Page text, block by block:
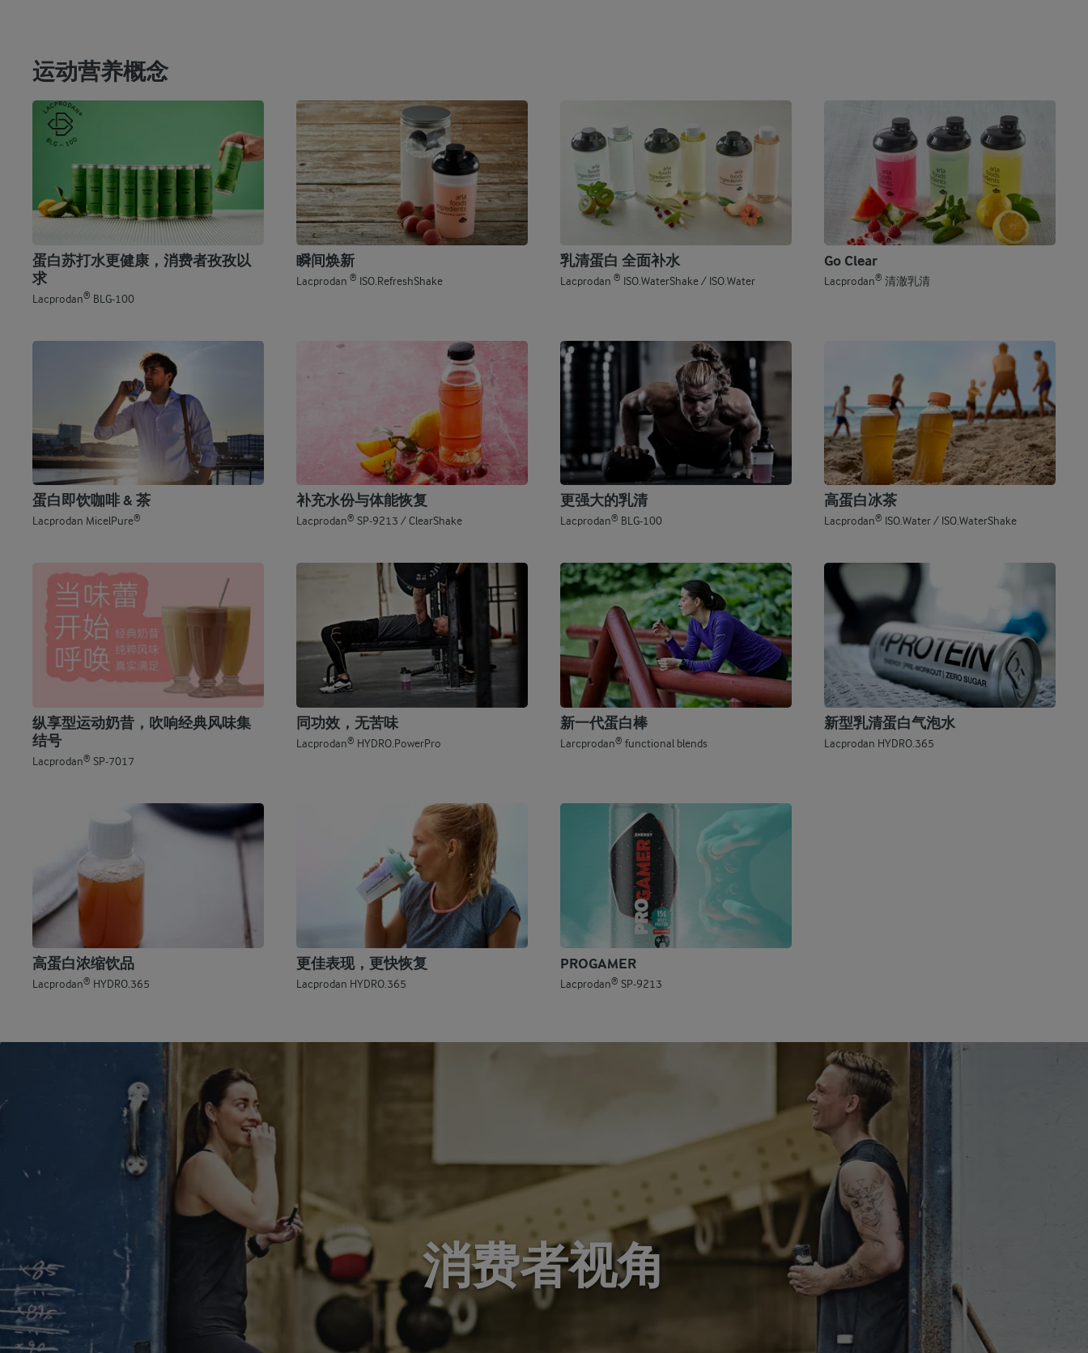
运动营养概念
蛋白苏打水更健康，消费者孜孜以
求
Lacprodan® BLG-100
瞬间焕新
Lacprodan ® ISO.RefreshShake
乳清蛋白 全面补水
Lacprodan ® ISO.WaterShake / ISO.Water
Go Clear
Lacprodan® 清澈乳清
蛋白即饮咖啡 & 茶
Lacprodan MicelPure®
补充水份与体能恢复
Lacprodan® SP-9213 / ClearShake
更强大的乳清
Lacprodan® BLG-100
高蛋白冰茶
Lacprodan® ISO.Water / ISO.WaterShake
纵享型运动奶昔，吹响经典风味集
结号
Lacprodan® SP-7017
同功效，无苦味
Lacprodan® HYDRO.PowerPro
新一代蛋白棒
Larcprodan® functional blends
新型乳清蛋白气泡水
Lacprodan HYDRO.365
高蛋白浓缩饮品
Lacprodan® HYDRO.365
更佳表现，更快恢复
Lacprodan HYDRO.365
PROGAMER
Lacprodan® SP-9213
消费者视角